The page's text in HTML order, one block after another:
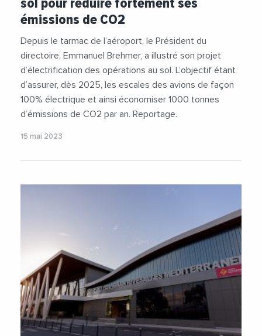
#Infrastructure #RSE #TransitionEcologique
émissions de CO2
Depuis le tarmac de l’aéroport, le Président du
directoire, Emmanuel Brehmer, a illustré son projet
d’électrification des opérations au sol. L’objectif étant
d’assurer, dès 2025, les escales des avions de façon
100% électrique et ainsi économiser 1000 tonnes
d’émissions de CO2 par an. Reportage.
15 mai 2023